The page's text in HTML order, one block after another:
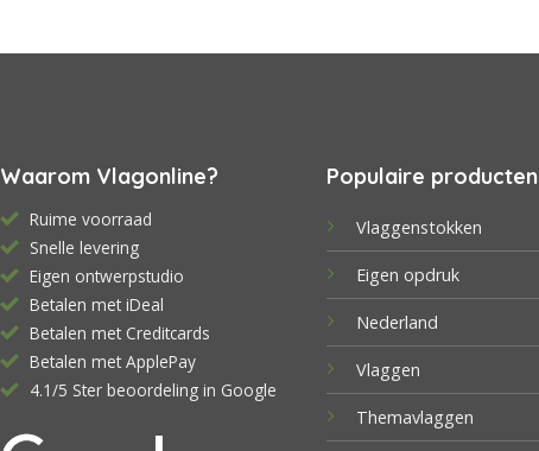
Waarom Vlagonline?
Ruime voorraad
Snelle levering
Eigen ontwerpstudio
Betalen met iDeal
Betalen met Creditcards
Betalen met ApplePay
4.1/5 Ster beoordeling in Google
Populaire producten
Vlaggenstokken
Eigen opdruk
Nederland
Vlaggen
Themavlaggen